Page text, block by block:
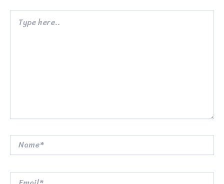
Type
here..
Name*
Email*